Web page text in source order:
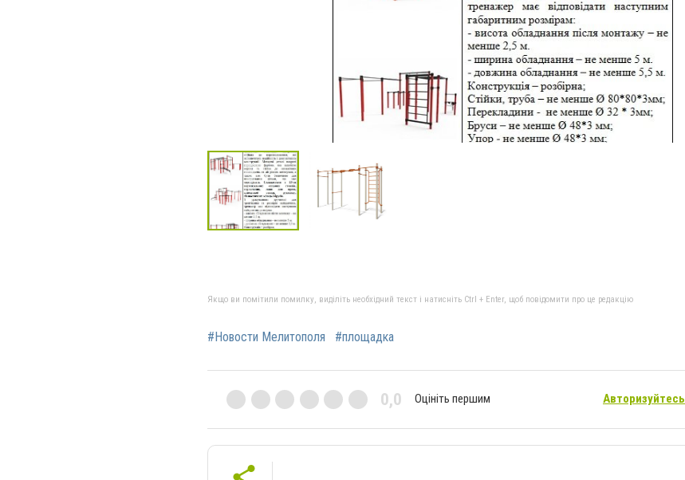
Якщо ви помітили помилку, виділіть необхідний текст і натисніть Ctrl + Enter, щоб повідомити про це редакцію
#Новости Мелитополя #площадка
0,0 Оцініть першим Авторизуйтесь